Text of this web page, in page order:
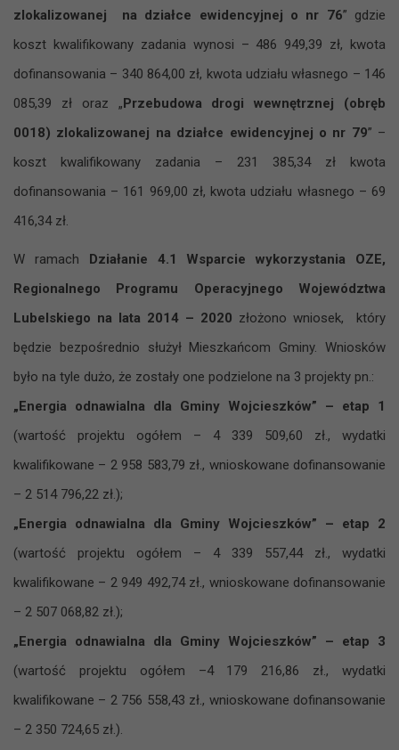
zlokalizowanej na działce ewidencyjnej o nr 76” gdzie
koszt kwalifikowany zadania wynosi – 486 949,39 zł, kwota
dofinansowania – 340 864,00 zł, kwota udziału własnego – 146
085,39 zł oraz „Przebudowa drogi wewnętrznej (obręb
0018) zlokalizowanej na działce ewidencyjnej o nr 79” –
koszt kwalifikowany zadania – 231 385,34 zł kwota
dofinansowania – 161 969,00 zł, kwota udziału własnego – 69
416,34 zł.
W ramach Działanie 4.1 Wsparcie wykorzystania OZE,
Regionalnego Programu Operacyjnego Województwa
Lubelskiego na lata 2014 – 2020 złożono wniosek, który
będzie bezpośrednio służył Mieszkańcom Gminy. Wniosków
było na tyle dużo, że zostały one podzielone na 3 projekty pn.:
„Energia odnawialna dla Gminy Wojcieszków” – etap 1
(wartość projektu ogółem – 4 339 509,60 zł., wydatki
kwalifikowane – 2 958 583,79 zł., wnioskowane dofinansowanie
– 2 514 796,22 zł.);
„Energia odnawialna dla Gminy Wojcieszków” – etap 2
(wartość projektu ogółem – 4 339 557,44 zł., wydatki
kwalifikowane – 2 949 492,74 zł., wnioskowane dofinansowanie
– 2 507 068,82 zł.);
„Energia odnawialna dla Gminy Wojcieszków” – etap 3
(wartość projektu ogółem –4 179 216,86 zł., wydatki
kwalifikowane – 2 756 558,43 zł., wnioskowane dofinansowanie
– 2 350 724,65 zł.).